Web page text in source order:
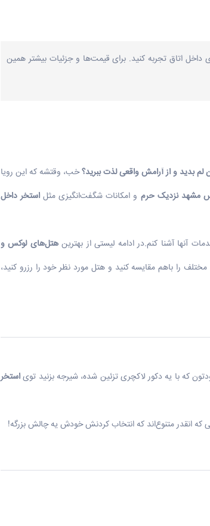
اتاق تجربه کنید. برای قیمت‌ها و جزئیات بیشتر همین
بدید و از آرامش واقعی لذت ببرید؟خب، وقتشه که این رویا
مشهد نزدیک حرم و امکانات شگفت‌انگیزی مثل استخر داخل
آنها آشنا کنم.در ادامه لیستی از بهترینهتل‌های لوکس و
مختلف را باهم مقایسه کنید و هتل مورد نظر خود را رزرو کنید،
که با یه دکور لاکچری تزئین شده، شیرجه بزنید تویاستخر
انقدر متنوع‌اند که انتخاب کردنش خودش یه چالش بزرگه!